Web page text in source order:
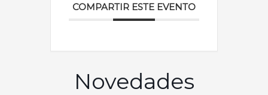
COMPARTIR ESTE EVENTO
Novedades